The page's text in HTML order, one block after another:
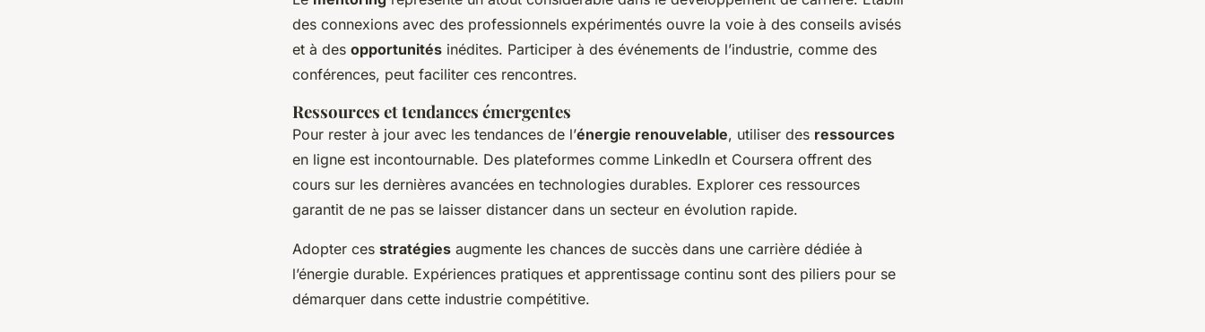
des connexions avec des professionnels expérimentés ouvre la voie à des conseils avisés
et à des opportunités inédites. Participer à des événements de l’industrie, comme des
conférences, peut faciliter ces rencontres.
Ressources et tendances émergentes
Pour rester à jour avec les tendances de l’énergie renouvelable, utiliser des ressources
en ligne est incontournable. Des plateformes comme LinkedIn et Coursera offrent des
cours sur les dernières avancées en technologies durables. Explorer ces ressources
garantit de ne pas se laisser distancer dans un secteur en évolution rapide.
Adopter ces stratégies augmente les chances de succès dans une carrière dédiée à
l’énergie durable. Expériences pratiques et apprentissage continu sont des piliers pour se
démarquer dans cette industrie compétitive.